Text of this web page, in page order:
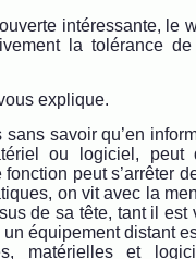
intéressante, le
la tolérance
explique.
sans savoir qu’en
ou logiciel,
fonction peut s’arrêter
on vit avec la
de sa tête, tant il est
équipement distant
matérielles et